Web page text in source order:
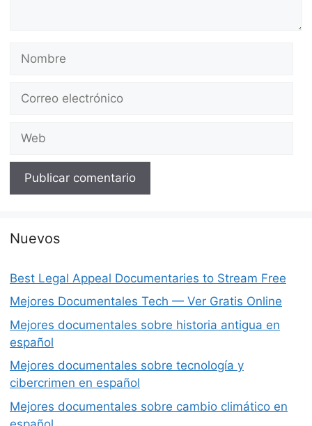
electrónico
Nuevos
Best Legal Appeal Documentaries to Stream Free
Mejores Documentales Tech — Ver Gratis Online
Mejores documentales sobre historia antigua en
español
Mejores documentales sobre tecnología y
cibercrimen en español
Mejores documentales sobre cambio climático en